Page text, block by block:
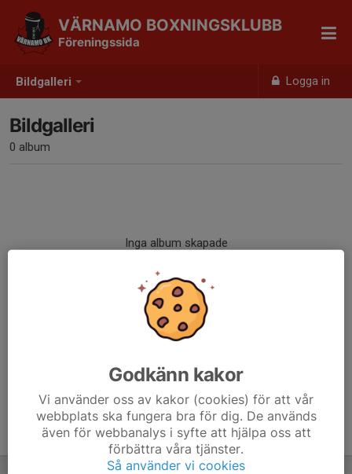
Bildgalleri Logga in
VÄRNAMO BOXNINGSKLUBB
Föreningssida
Bildgalleri
0 album
Inga album skapade
Godkänn kakor
Vi använder oss av kakor (cookies) för att vår
webbplats ska fungera bra för dig. De används
även för webbanalys i syfte att hjälpa oss att
förbättra våra tjänster.
Så använder vi cookies